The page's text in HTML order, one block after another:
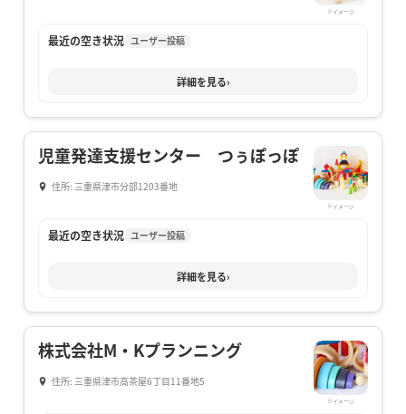
※イメージ
最近の空き状況 ユーザー投稿
詳細を見る›
児童発達支援センター つぅぽっぽ
住所: 三重県津市分部1203番地
※イメージ
最近の空き状況 ユーザー投稿
詳細を見る›
株式会社M・Kプランニング
住所: 三重県津市高茶屋6丁目11番地5
※イメージ